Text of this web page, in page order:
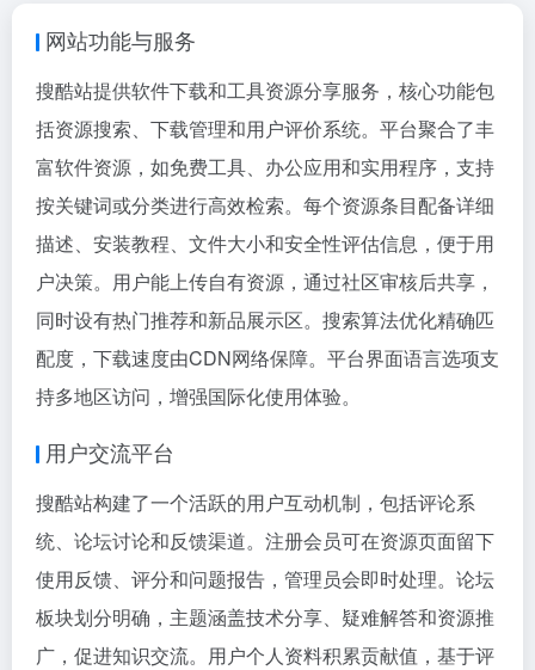
网站功能与服务
搜酷站提供软件下载和工具资源分享服务，核心功能包
括资源搜索、下载管理和用户评价系统。平台聚合了丰
富软件资源，如免费工具、办公应用和实用程序，支持
按关键词或分类进行高效检索。每个资源条目配备详细
描述、安装教程、文件大小和安全性评估信息，便于用
户决策。用户能上传自有资源，通过社区审核后共享，
同时设有热门推荐和新品展示区。搜索算法优化精确匹
配度，下载速度由CDN网络保障。平台界面语言选项支
持多地区访问，增强国际化使用体验。
用户交流平台
搜酷站构建了一个活跃的用户互动机制，包括评论系
统、论坛讨论和反馈渠道。注册会员可在资源页面留下
使用反馈、评分和问题报告，管理员会即时处理。论坛
板块划分明确，主题涵盖技术分享、疑难解答和资源推
广，促进知识交流。用户个人资料积累贡献值，基于评